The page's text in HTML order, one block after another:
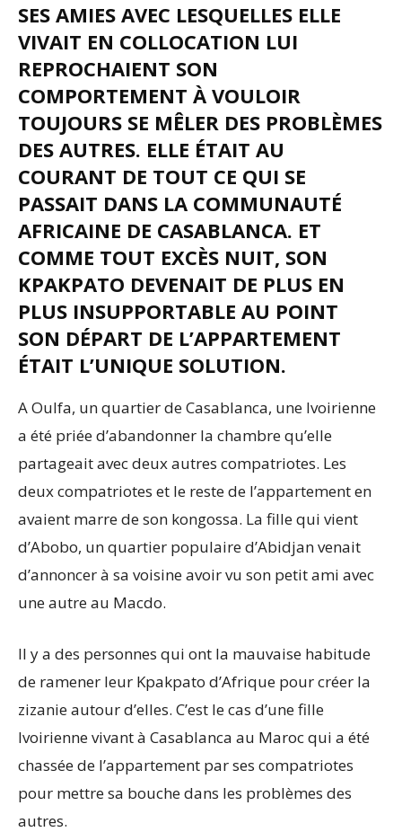
SES AMIES AVEC LESQUELLES ELLE
VIVAIT EN COLLOCATION LUI
REPROCHAIENT SON
COMPORTEMENT À VOULOIR
TOUJOURS SE MÊLER DES PROBLÈMES
DES AUTRES. ELLE ÉTAIT AU
COURANT DE TOUT CE QUI SE
PASSAIT DANS LA COMMUNAUTÉ
AFRICAINE DE CASABLANCA. ET
COMME TOUT EXCÈS NUIT, SON
KPAKPATO DEVENAIT DE PLUS EN
PLUS INSUPPORTABLE AU POINT
SON DÉPART DE L’APPARTEMENT
ÉTAIT L’UNIQUE SOLUTION.
A Oulfa, un quartier de Casablanca, une Ivoirienne
a été priée d’abandonner la chambre qu’elle
partageait avec deux autres compatriotes. Les
deux compatriotes et le reste de l’appartement en
avaient marre de son kongossa. La fille qui vient
d’Abobo, un quartier populaire d’Abidjan venait
d’annoncer à sa voisine avoir vu son petit ami avec
une autre au Macdo.
Il y a des personnes qui ont la mauvaise habitude
de ramener leur Kpakpato d’Afrique pour créer la
zizanie autour d’elles. C’est le cas d’une fille
Ivoirienne vivant à Casablanca au Maroc qui a été
chassée de l’appartement par ses compatriotes
pour mettre sa bouche dans les problèmes des
autres.